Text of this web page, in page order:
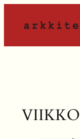
sisältöön